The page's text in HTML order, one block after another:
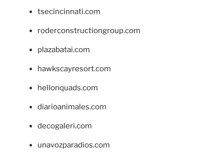
tsecincinnati.com
roderconstructiongroup.com
plazabatai.com
hawkscayresort.com
hellonquads.com
diarioanimales.com
decogaleri.com
unavozparadios.com